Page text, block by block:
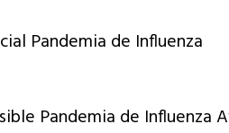
Pandemia de Influenza
Pandemia de Influenza